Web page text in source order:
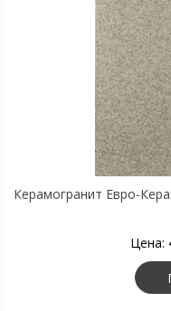
Керамогранит Евро-
Цена: